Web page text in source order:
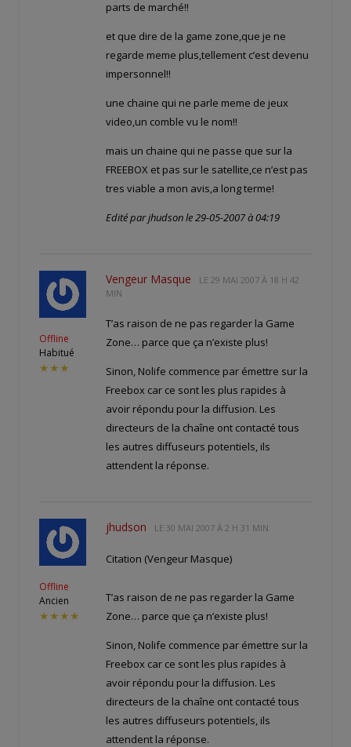
parts de marché!!
et que dire de la game zone,que je ne
regarde meme plus,tellement c’est devenu
impersonnel!!
une chaine qui ne parle meme de jeux
video,un comble vu le nom!!
mais un chaine qui ne passe que sur la
FREEBOX et pas sur le satellite,ce n’est pas
tres viable a mon avis,a long terme!
Edité par jhudson le 29-05-2007 à 04:19
Offline
Habitué
★★★
Vengeur Masque LE 29 MAI 2007 À 18 H 42
MIN
T’as raison de ne pas regarder la Game
Zone… parce que ça n’existe plus!
Sinon, Nolife commence par émettre sur la
Freebox car ce sont les plus rapides à
avoir répondu pour la diffusion. Les
directeurs de la chaîne ont contacté tous
les autres diffuseurs potentiels, ils
attendent la réponse.
Offline
Ancien
★★★★
jhudson LE 30 MAI 2007 À 2 H 31 MIN
Citation (Vengeur Masque)
T’as raison de ne pas regarder la Game
Zone… parce que ça n’existe plus!
Sinon, Nolife commence par émettre sur la
Freebox car ce sont les plus rapides à
avoir répondu pour la diffusion. Les
directeurs de la chaîne ont contacté tous
les autres diffuseurs potentiels, ils
attendent la réponse.